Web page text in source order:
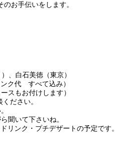
お手伝いをします。
、白石美徳（東京）
ク代 すべて込み）
スもお付けします）
ださい。
聞いて下さいね。
リンク・プチデザートの予定です。